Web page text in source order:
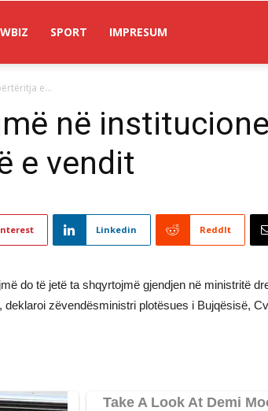
SPORT IMPRESUM
e...
në
e vendit
Linkedin ReddIt
do të jetë ta shqyrtojmë gjendjen në ministritë
zëvendësministri plotësues i Bujqësisë,